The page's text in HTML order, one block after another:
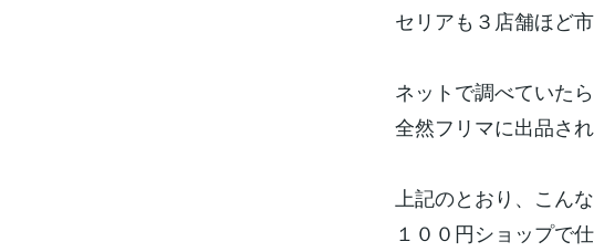
セリアも３店舗ほど
ネットで調べていた
全然フリマに出品さ
上記のとおり、こん
１００円ショップで